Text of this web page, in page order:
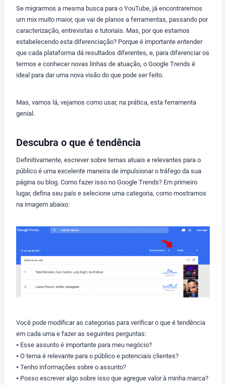
Se migrarmos a mesma busca para o YouTube, já encontraremos
um mix muito maior, que vai de planos a ferramentas, passando por
caracterização, entrevistas e tutoriais. Mas, por que estamos
estabelecendo esta diferenciação? Porque é importante entender
que cada plataforma dá resultados diferentes, e, para diferenciar os
termos e conhecer novas linhas de atuação, o Google Trends é
ideal para dar uma nova visão do que pode ser feito.
Mas, vamos lá, vejamos como usar, na prática, esta ferramenta
genial.
Descubra o que é tendência
Definitivamente, escrever sobre temas atuais e relevantes para o
público é uma excelente maneira de impulsionar o tráfego da sua
página ou blog. Como fazer isso no Google Trends? Em primeiro
lugar, defina seu país e selecione uma categoria, como mostramos
na imagem abaixo:
Você pode modificar as categorias para verificar o que é tendência
em cada uma e fazer as seguintes perguntas:
⦁ Esse assunto é importante para meu negócio?
⦁ O tema é relevante para o público e potenciais clientes?
⦁ Tenho informações sobre o assunto?
⦁ Posso escrever algo sobre isso que agregue valor à minha marca?